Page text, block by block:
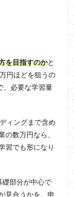
を目指すのかと
円ほどを狙うの
、必要な学習量
ィングまで含め
の数万円なら、
習でも形になり
礎部分が中心で
見合うかを、申